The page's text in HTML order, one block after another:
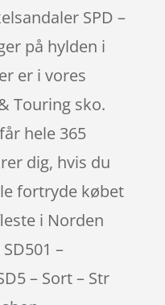
SPD –
på hylden i
er i vores
Touring sko.
hele 365
dig, hvis du
fortryde købet
i Norden
–
– Sort – Str